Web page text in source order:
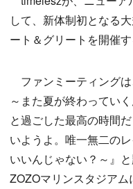
して、新体制初となる
ート＆グリートを開催す
ファンミーティング
～また夏が終わってい
と過ごした最高の時間
いようよ。唯一無二の
いいんじゃない？～』
ZOZOマリンスタジア